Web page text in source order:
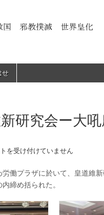
せ
研究会ー大
を受け付けていません
働プラザに於いて、皇道維
締め括られた。